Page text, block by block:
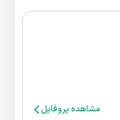
مشاهده پروفایل